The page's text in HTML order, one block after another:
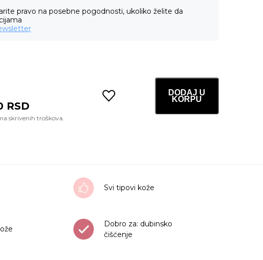
pravo na posebne pogodnosti, ukoliko želite da
RSD
Snail
DODAJ U
KORPU
Svi tipovi kože
Dobro za: dubinsko
čišćenje